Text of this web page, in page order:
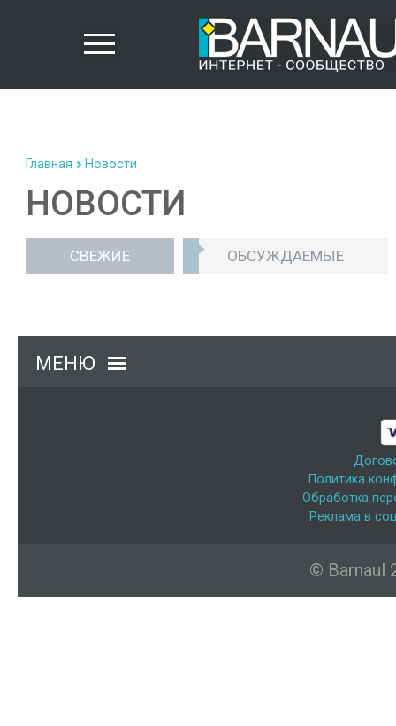
Главная Новости
НОВОСТИ
СВЕЖИЕ ОБСУЖДАЕМЫЕ
МЕНЮ
Политика
Обработка
Реклама в
© Barnaul